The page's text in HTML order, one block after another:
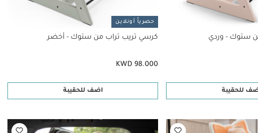
ستوك - وردي
للحقيبة
حصرياً أونلاين
كرسي تريب تراب من ستوك - أخضر
KWD 98.000
اضف للحقيبة